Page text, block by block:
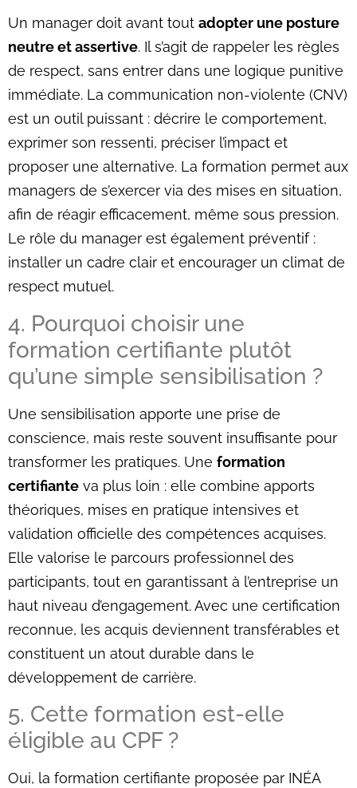
Un manager doit avant tout adopter une posture
neutre et assertive. Il s’agit de rappeler les règles
de respect, sans entrer dans une logique punitive
immédiate. La communication non-violente (CNV)
est un outil puissant : décrire le comportement,
exprimer son ressenti, préciser l’impact et
proposer une alternative. La formation permet aux
managers de s’exercer via des mises en situation,
afin de réagir efficacement, même sous pression.
Le rôle du manager est également préventif :
installer un cadre clair et encourager un climat de
respect mutuel.
4. Pourquoi choisir une
formation certifiante plutôt
qu’une simple sensibilisation ?
Une sensibilisation apporte une prise de
conscience, mais reste souvent insuffisante pour
transformer les pratiques. Une formation
certifiante va plus loin : elle combine apports
théoriques, mises en pratique intensives et
validation officielle des compétences acquises.
Elle valorise le parcours professionnel des
participants, tout en garantissant à l’entreprise un
haut niveau d’engagement. Avec une certification
reconnue, les acquis deviennent transférables et
constituent un atout durable dans le
développement de carrière.
5. Cette formation est-elle
éligible au CPF ?
Oui, la formation certifiante proposée par INÉA